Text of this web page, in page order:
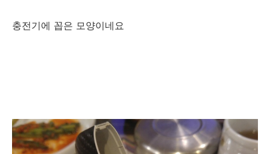
충전기에 꼽은 모양이네요